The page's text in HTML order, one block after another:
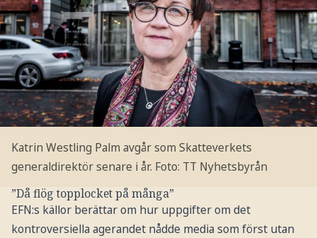
Katrin Westling Palm avgår som Skatteverkets
generaldirektör senare i år. Foto: TT Nyhetsbyrån
”Då flög topplocket på många”
EFN:s källor berättar om hur uppgifter om det
kontroversiella agerandet nådde media som först utan